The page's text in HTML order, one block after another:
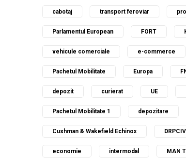
cabotaj transport feroviar
Parlamentul European FORT
vehicule comerciale e-commerce
Pachetul Mobilitate Europa
depozit curierat UE
Pachetul Mobilitate 1 depozitare
Cushman & Wakefield Echinox DRPCIV
economie intermodal MAN